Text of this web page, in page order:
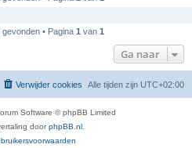
• Pagina 1 van 1
Ga naar
Alle tijden zijn UTC+02:00
Verwijder cookies
Software © phpBB Limited
doorphpBB.nl